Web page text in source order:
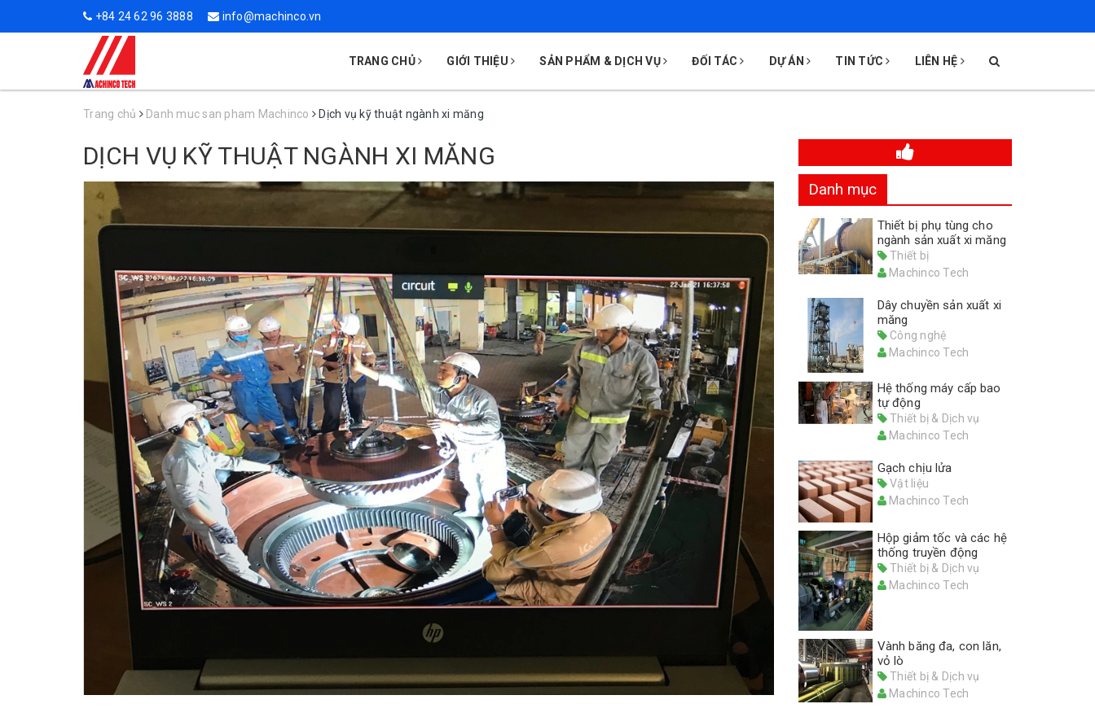
+84 24 62 96 3888 info@machinco.vn
TRANG CHỦ GIỚI THIỆU SẢN PHẨM & DỊCH VỤ ĐỐI TÁC DỰ ÁN TIN TỨC LIÊN HỆ
Trang chủ Danh muc san pham Machinco Dịch vụ kỹ thuật ngành xi măng
DỊCH VỤ KỸ THUẬT NGÀNH XI MĂNG
Danh mục
Thiết bị phụ tùng cho
ngành sản xuất xi măng
Thiết bị
Machinco Tech
Dây chuyền sản xuất xi
măng
Công nghệ
Machinco Tech
Hệ thống máy cấp bao
tự động
Thiết bị & Dịch vụ
Machinco Tech
Gạch chịu lửa
Vật liệu
Machinco Tech
Hộp giảm tốc và các hệ
thống truyền động
Thiết bị & Dịch vụ
Machinco Tech
Vành băng đa, con lăn,
vỏ lò
Thiết bị & Dịch vụ
Machinco Tech